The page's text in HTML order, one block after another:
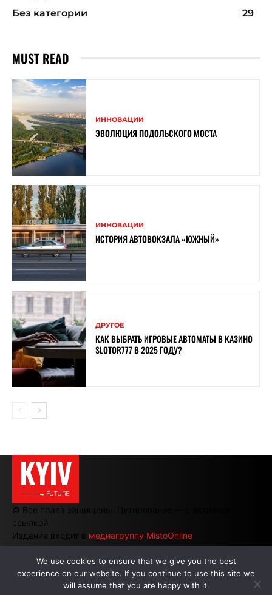
Без категории
29
MUST READ
ИННОВАЦИИ
ЭВОЛЮЦИЯ ПОДОЛЬСКОГО МОСТА
ИННОВАЦИИ
ИСТОРИЯ АВТОВОКЗАЛА «ЮЖНЫЙ»
ДРУГОЕ
КАК ВЫБРАТЬ ИГРОВЫЕ АВТОМАТЫ В КАЗИНО
SLOTOR777 В 2025 ГОДУ?
KYIV
———→ FUTURE
© Все права защищены. Цитирование — с активной
ссылкой.
Издание входит в медиагруппу MistoOnline
АВТОРЫ | РЕКЛАМА НА САЙТЕ
We use cookies to ensure that we give you the best
experience on our website. If you continue to use this site we
will assume that you are happy with it.